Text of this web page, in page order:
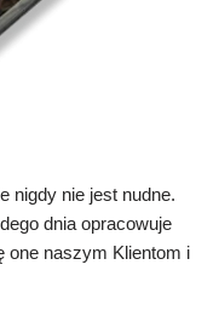
nigdy nie jest nudne.
dnia opracowuje
one naszym Klientom i